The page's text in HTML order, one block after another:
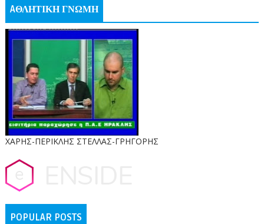
AΘΛΗΤΙΚΗ ΓΝΩΜΗ
ΧΑΡΗΣ-ΠΕΡΙΚΛΗΣ ΣΤΕΛΛΑΣ-ΓΡΗΓΟΡΗΣ
POPULAR POSTS